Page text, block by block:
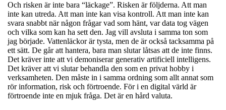
Och risken är inte bara “läckage”. Risken är följderna. Att man
inte kan utreda. Att man inte kan visa kontroll. Att man inte kan
svara snabbt när någon frågar vad som hänt, var data tog vägen
och vilka som kan ha sett den. Jag vill avsluta i samma ton som
jag började. Vattenläckor är tysta, men de är också tacksamma på
ett sätt. De går att hantera, bara man slutar låtsas att de inte finns.
Det kräver inte att vi demoniserar generativ artificiell intelligens.
Det kräver att vi slutar behandla den som en privat hobby i
verksamheten. Den måste in i samma ordning som allt annat som
rör information, risk och förtroende. För i en digital värld är
förtroende inte en mjuk fråga. Det är en hård valuta.